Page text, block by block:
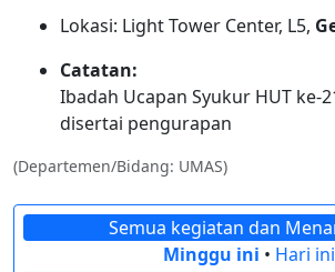
Lokasi: Light Tower Center, L5,
Catatan:
Ibadah Ucapan Syukur HUT ke-
disertai pengurapan
(Departemen/Bidang: UMAS)
Semua kegiatan dan
Minggu ini • Hari ini